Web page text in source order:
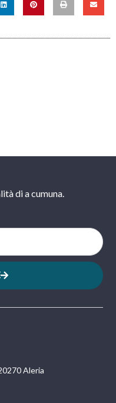
di a cumuna.
Aleria